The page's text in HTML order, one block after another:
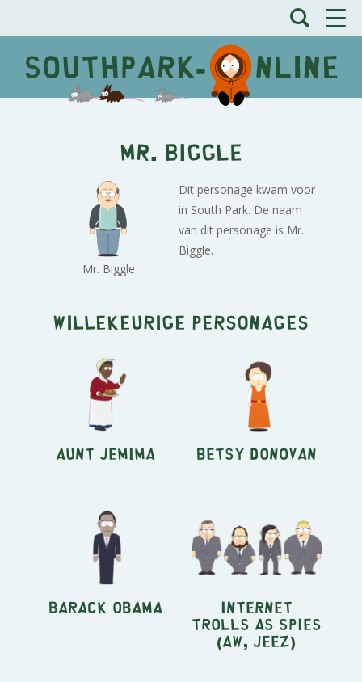
Mr. Biggle
Mr. Biggle
Dit personage kwam voor
in South Park. De naam
van dit personage is Mr.
Biggle.
Willekeurige personages
Aunt Jemima Betsy Donovan
Barack Obama Internet
Trolls as Spies
(Aw, Jeez)